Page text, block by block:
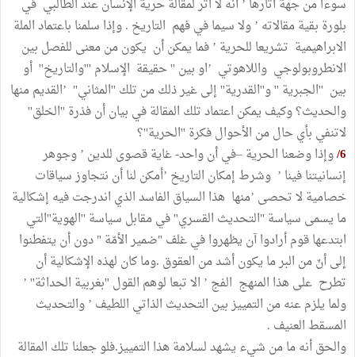
سوءا من جهة أثارها ’ أنه لا اثر لمقالة حرية الإنسان عند الطالبي في
بلورة بقية مقالاته ’ ولا سيما في فهم التاريخ . وإذا سلمنا باعتماد الملة
الابراهيمية تشريعا للحرية ’ فما يمكن أن يكون من معنى للفصل بين
الانطروبولوجي واللاهوتي ’او بين '' حقيقة الإسلام '''والتاريخ'' أو
بين ''الجبرية '' و''القدرية'' إلى غير ذلك من تلك ''المثاني" ’القديم منها
والحديث؟ وكيف يمكن اعتماد تلك المقالة في بيان أن فذرة ''الخلق''
لاتنفي بأي حال من الأحوال فكرة ''الحرية''؟
6/ وإذا وضعنا الحرية –في أن واحد- غاية قصوى للدين ’ وجوهر
إنسانيتنا فينا ’ وشرط إمكان التاريخ ’أمكن لنا أن نتجاوز سياقات
خصامية لا تحصى ’منها هذا السياق الفاسد الذي اندرجت فيه إشكالية
ما يسمى سياسة "التحديث القسري'' في مقابل سياسة ''الهوية''التي
ابتدعها قوم أرادوا آن يظهروا في غلف "ضمير الأمّة " دون أن يتفطنوا
إلى أنّ من البر ما يكون أشد من العقوق .وما كان لهذه الإشكالية أن
تطرح على هذا المنهج الفج ’ الا تبعا لوهم القول ''بغربية الحداثة'' ’
ولما يلزم عنه من التمييز بين التحديث الذاتي اللطيف ’ والتحديث
المسقط العنيف .
والحق أنه ما من شيء يشهد لسلامة هذا التمييز.فلو جعلنا تلك المقالة